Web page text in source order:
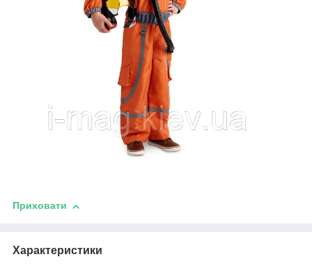
Приховати
Характеристики